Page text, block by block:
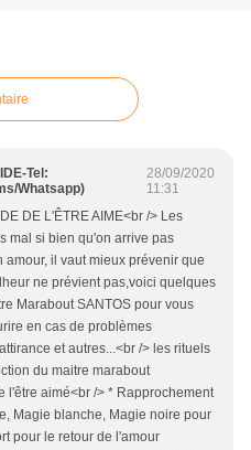
Tel:
Whatsapp)
28/09/2020
11:31
DE L'ÊTRE AIME<br /> Les
mal si bien qu'on arrive pas
amour, il vaut mieux prévenir que
ne prévient pas,voici quelques
Marabout SANTOS pour vous
en cas de problèmes
et autres...<br /> les rituels
du maitre marabout
l'être aimé<br /> * Rapprochement
Magie blanche, Magie noire pour
pour le retour de l'amour